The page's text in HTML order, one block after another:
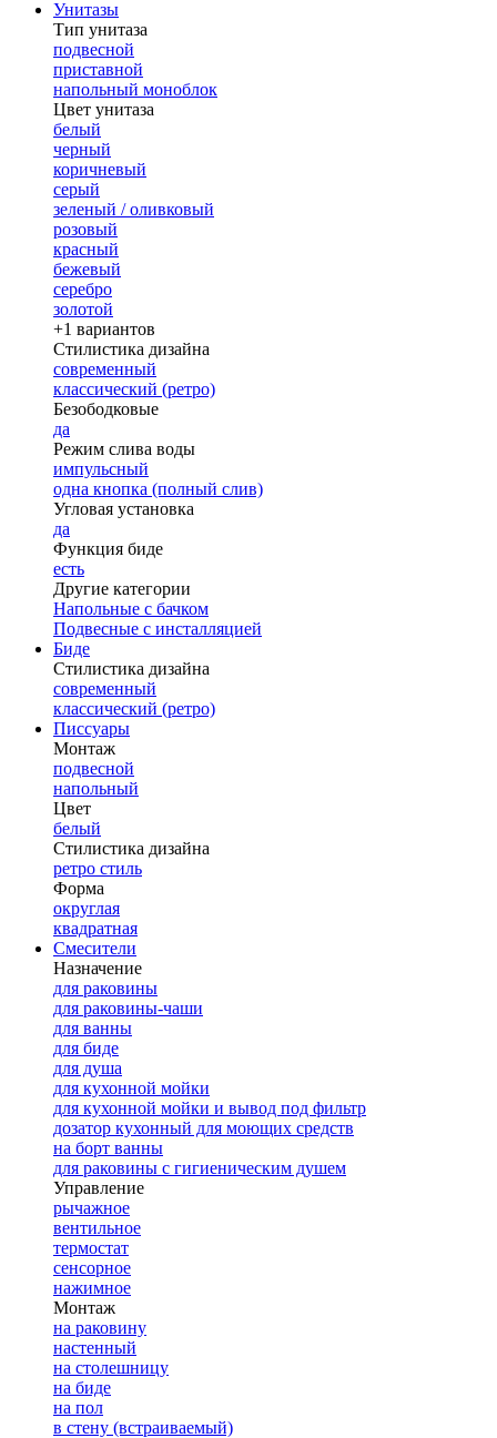
Унитазы
Тип унитаза
подвесной
приставной
напольный моноблок
Цвет унитаза
белый
черный
коричневый
серый
зеленый / оливковый
розовый
красный
бежевый
серебро
золотой
+1 вариантов
Стилистика дизайна
современный
классический (ретро)
Безободковые
да
Режим слива воды
импульсный
одна кнопка (полный слив)
Угловая установка
да
Функция биде
есть
Другие категории
Напольные с бачком
Подвесные с инсталляцией
Биде
Стилистика дизайна
современный
классический (ретро)
Писсуары
Монтаж
подвесной
напольный
Цвет
белый
Стилистика дизайна
ретро стиль
Форма
округлая
квадратная
Смесители
Назначение
для раковины
для раковины-чаши
для ванны
для биде
для душа
для кухонной мойки
для кухонной мойки и вывод под фильтр
дозатор кухонный для моющих средств
на борт ванны
для раковины с гигиеническим душем
Управление
рычажное
вентильное
термостат
сенсорное
нажимное
Монтаж
на раковину
настенный
на столешницу
на биде
на пол
в стену (встраиваемый)